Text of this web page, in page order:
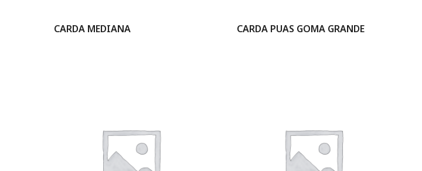
CARDA MEDIANA CARDA PUAS GOMA GRANDE